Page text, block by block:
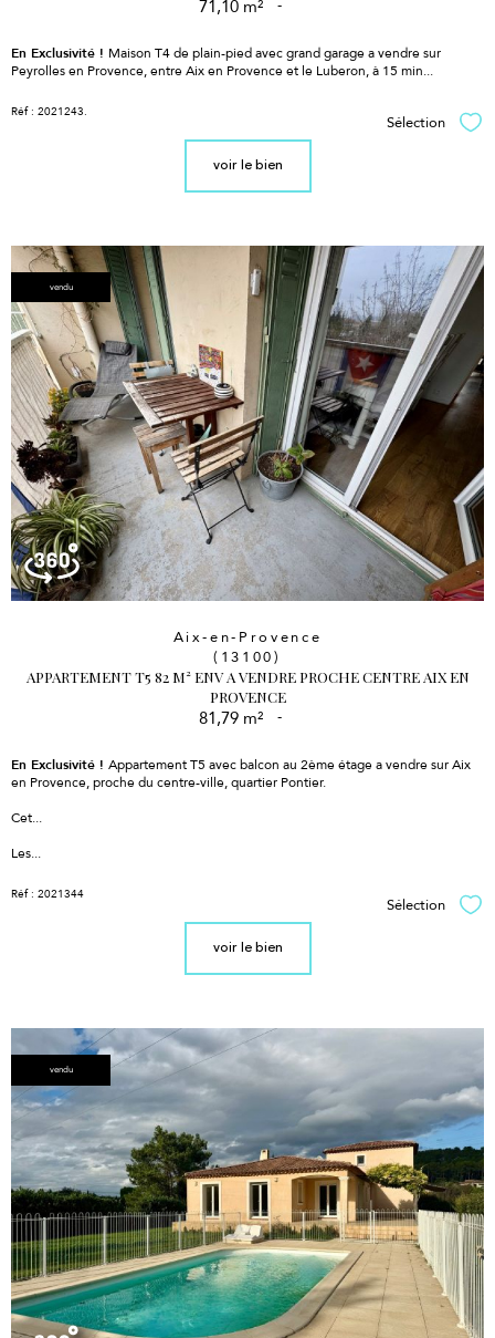
71,10 m² -
En Exclusivité ! Maison T4 de plain-pied avec grand garage a vendre sur
Peyrolles en Provence, entre Aix en Provence et le Luberon, à 15 min...
Réf : 2021243.
Sélection
voir le bien
vendu
Aix-en-Provence
(13100)
APPARTEMENT T5 82 M² ENV A VENDRE PROCHE CENTRE AIX EN
PROVENCE
81,79 m² -
En Exclusivité ! Appartement T5 avec balcon au 2ème étage a vendre sur Aix
en Provence, proche du centre-ville, quartier Pontier.
Cet...
Les...
Réf : 2021344
Sélection
voir le bien
vendu